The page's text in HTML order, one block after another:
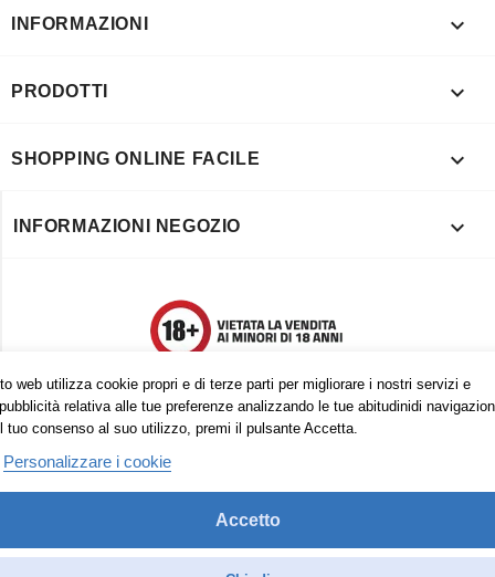
web utilizza cookie propri e di terze parti per migliorare i nostri servizi e
relativa alle tue preferenze analizzando le tue abitudinidi
tuo consenso al suo utilizzo, premi il pulsante Accetta.
Personalizzare i cookie
Accetto
INFORMAZIONI 
PRODOTTI 
SHOPPING ONLINE FACILE 
INFORMAZIONI NEGOZIO 
Trovaci anche su: